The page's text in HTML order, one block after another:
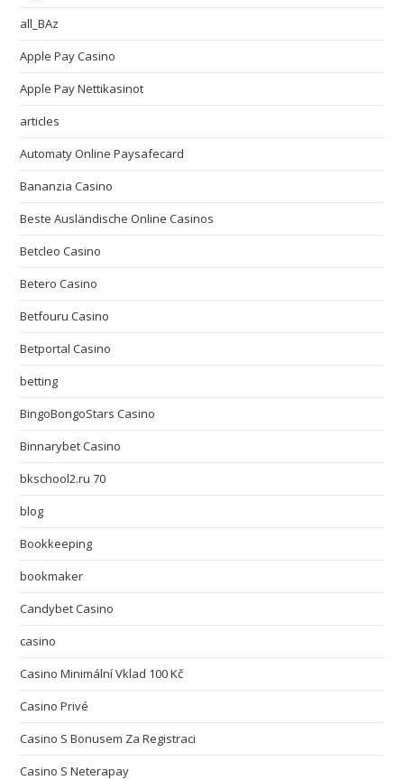
all_BAz
Apple Pay Casino
Apple Pay Nettikasinot
articles
Automaty Online Paysafecard
Bananzia Casino
Beste Ausländische Online Casinos
Betcleo Casino
Betero Casino
Betfouru Casino
Betportal Casino
betting
BingoBongoStars Casino
Binnarybet Casino
bkschool2.ru 70
blog
Bookkeeping
bookmaker
Candybet Casino
casino
Casino Minimální Vklad 100 Kč
Casino Privé
Casino S Bonusem Za Registraci
Casino S Neterapay